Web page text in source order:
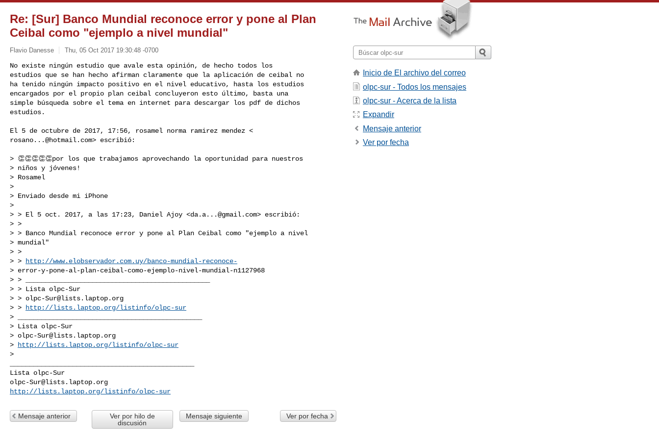
Re: [Sur] Banco Mundial reconoce error y pone al Plan
Ceibal como "ejemplo a nivel mundial"
Flavio Danesse Thu, 05 Oct 2017 19:30:48 -0700
No existe ningún estudio que avale esta opinión, de hecho todos los
estudios que se han hecho afirman claramente que la aplicación de ceibal no
ha tenido ningún impacto positivo en el nivel educativo, hasta los estudios
encargados por el propio plan ceibal concluyeron esto último, basta una
simple búsqueda sobre el tema en internet para descargar los pdf de dichos
estudios.
rosano...@hotmail.com> escribió:
> 👏👏👏👏👏por los que trabajamos aprovechando la oportunidad para nuestros
> niños y jóvenes!
> Rosamel
>
> Enviado desde mi iPhone
>
> > El 5 oct. 2017, a las 17:23, Daniel Ajoy <da.a...@gmail.com> escribió:
> >
> > Banco Mundial reconoce error y pone al Plan Ceibal como "ejemplo a nivel
> mundial"
> >
> >
http://www.elobservador.com.uy/banco-mundial-reconoce-
> error-y-pone-al-plan-ceibal-como-ejemplo-nivel-mundial-n1127968
> > _______________________________________________
> > Lista olpc-Sur
> > olpc-Sur@lists.laptop.org
> >
http://lists.laptop.org/listinfo/olpc-sur
> _______________________________________________
> Lista olpc-Sur
> olpc-Sur@lists.laptop.org
>
http://lists.laptop.org/listinfo/olpc-sur
olpc-Sur@lists.laptop.org
http://lists.laptop.org/listinfo/olpc-sur
Mensaje anterior
Ver por hilo de
discusión
Mensaje siguiente Ver por fecha
Inicio de El archivo del correo
olpc-sur - Todos los mensajes
olpc-sur - Acerca de la lista
Expandir
Mensaje anterior
Ver por fecha